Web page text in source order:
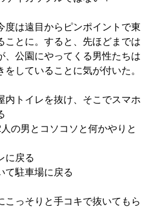
は遠目からピンポイントで東
ことに。すると、先ほどまでは
、公園にやってくる男性たちは
をしていることに気が付いた。
内トイレを抜け、そこでスマホ
人の男とコソコソと何かやりと
に戻る
て駐車場に戻る
っそりと手コキで抜いてもら